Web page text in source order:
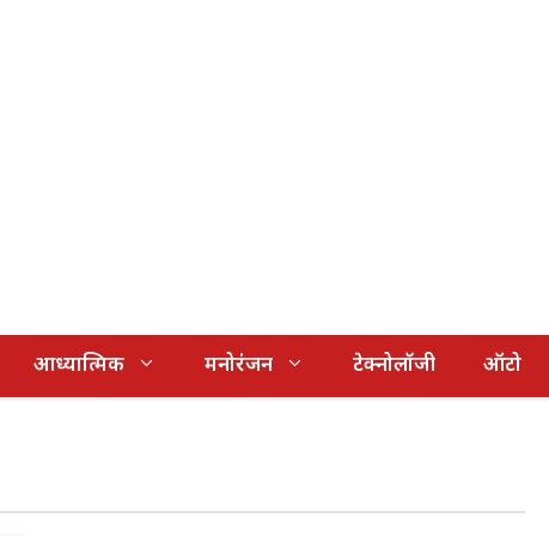
आध्यात्मिक मनोरंजन टेक्नोलॉजी ऑटो